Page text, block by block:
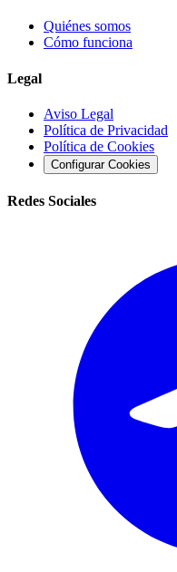
Quiénes somos
Cómo funciona
Legal
Aviso Legal
Política de Privacidad
Política de Cookies
Configurar Cookies
Redes Sociales